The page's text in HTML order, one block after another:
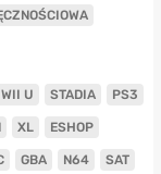
WII U STADIA PS3
XL ESHOP
GBA N64 SAT